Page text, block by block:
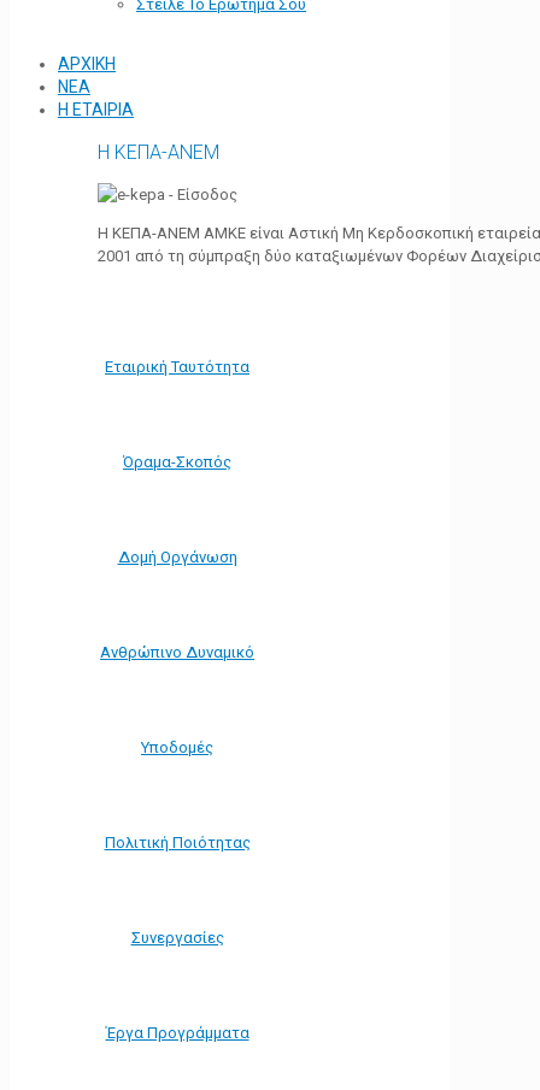
Στείλε Το Ερώτημά Σου
ΑΡΧΙΚΗ
ΝΕΑ
Η ΕΤΑΙΡΙΑ
Η ΚΕΠΑ-ΑΝΕΜ
Η ΚΕΠΑ-ΑΝΕΜ ΑΜΚΕ είναι Αστική Μη Κερδοσκοπική
2001 από τη σύμπραξη δύο καταξιωμένων Φορέων
Εταιρική Ταυτότητα
Όραμα-Σκοπός
Δομή Οργάνωση
Ανθρώπινο Δυναμικό
Υποδομές
Πολιτική Ποιότητας
Συνεργασίες
Έργα Προγράμματα